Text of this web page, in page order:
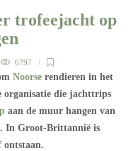
trofeejacht op
6797
Noorse rendieren in het
organisatie die jachttrips
aan de muur hangen van
In Groot-Brittannië is
ontstaan.